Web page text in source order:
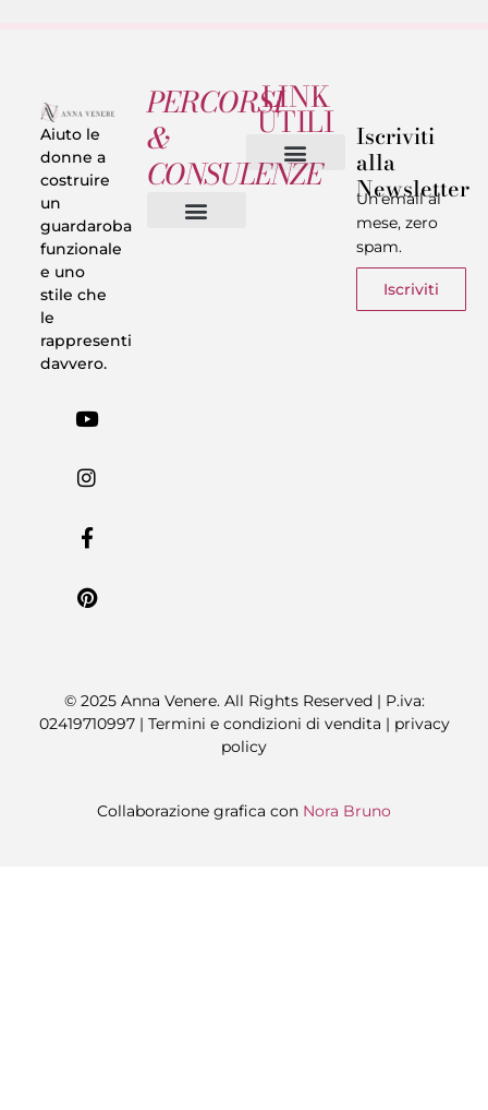
Aiuto le
donne a
costruire
un
guardaroba
funzionale
e uno
stile che
le
rappresenti
davvero.
PERCORSI
&
CONSULENZE
LINK
UTILI Iscriviti
alla
Newsletter
Un’email al
mese, zero
spam.
Iscriviti
© 2025 Anna Venere. All Rights Reserved | P.iva:
02419710997 | Termini e condizioni di vendita | privacy
policy
Collaborazione grafica con Nora Bruno